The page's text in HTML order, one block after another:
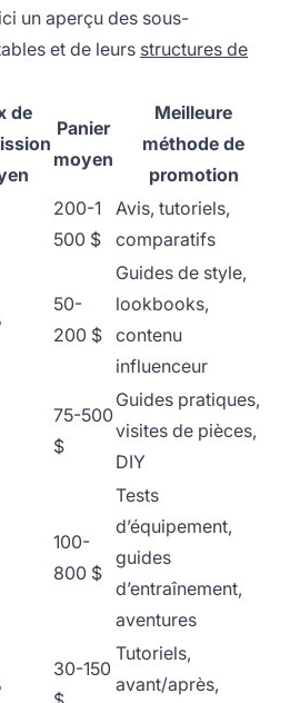
un aperçu des sous-
et de leurs structures de
de
Panier
moyen
Meilleure
méthode de
promotion
200-1
500 $
Avis, tutoriels,
comparatifs
50-
200 $
Guides de style,
lookbooks,
contenu
influenceur
75-500
$
Guides pratiques,
visites de pièces,
DIY
100-
800 $
Tests
d’équipement,
guides
d’entraînement,
aventures
30-150
Tutoriels,
avant/après,